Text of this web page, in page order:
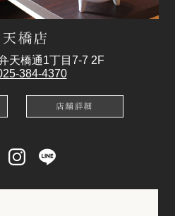
天橋通1丁目7-7 2F
384-4370